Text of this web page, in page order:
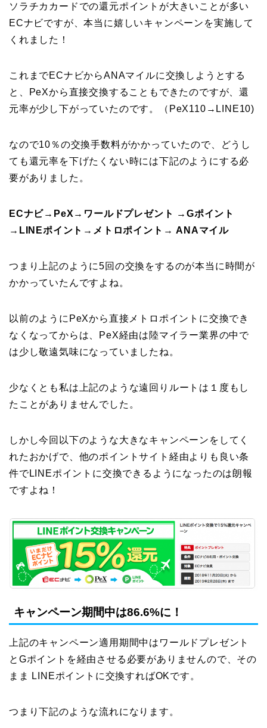
ソラチカカードでの還元ポイントが大きいことが多い
ECナビですが、本当に嬉しいキャンペーンを実施して
くれました！
これまでECナビからANAマイルに交換しようとする
と、PeXから直接交換することもできたのですが、還
元率が少し下がっていたのです。（PeX110→LINE10)
なので10％の交換手数料がかかっていたので、どうし
ても還元率を下げたくない時には下記のようにする必
要がありました。
ECナビ→PeX→ワールドプレゼント →Gポイント
→LINEポイント→メトロポイント→ ANAマイル
つまり上記のように5回の交換をするのが本当に時間が
かかっていたんですよね。
以前のようにPeXから直接メトロポイントに交換でき
なくなってからは、PeX経由は陸マイラー業界の中で
は少し敬遠気味になっていましたね。
少なくとも私は上記のような遠回りルートは１度もし
たことがありませんでした。
しかし今回以下のような大きなキャンペーンをしてく
れたおかげで、他のポイントサイト経由よりも良い条
件でLINEポイントに交換できるようになったのは朗報
ですよね！
キャンペーン期間中は86.6%に！
上記のキャンペーン適用期間中はワールドプレゼント
とGポイントを経由させる必要がありませんので、その
まま LINEポイントに交換すればOKです。
つまり下記のような流れになります。